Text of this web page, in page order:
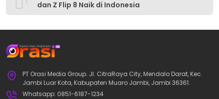
dan Z Flip 8 Naik di Indonesia
PT Orasi Media Group. Jl. CitraRaya City, Mendalo Darat, Kec.
Jambi Luar Kota, Kabupaten Muaro Jambi, Jambi 36361.
Whatsapp: 0851-6187-1234